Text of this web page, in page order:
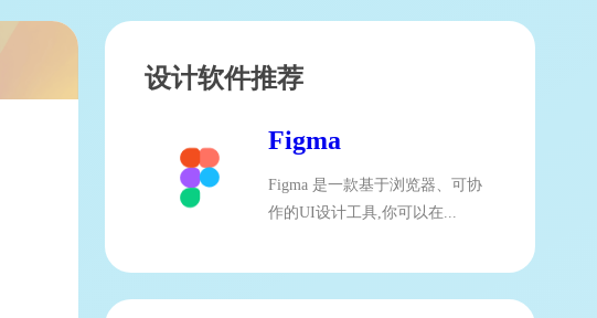
设计软件推荐
Figma
Figma 是一款基于浏览器、可协
作的UI设计工具,你可以在...